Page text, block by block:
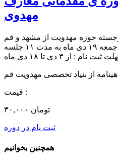
مهدوی
حوزه مهدویت از مشهد و قم
۱۱ جلسه
ثبت نام : از ۳ دی تا ۱۸ دی ماه
از بنیاد تخصصی مهدویت قم
قیمت :
۳۰,۰۰۰ تومان
ثبت نام در دوره
همچنین بخوانیم